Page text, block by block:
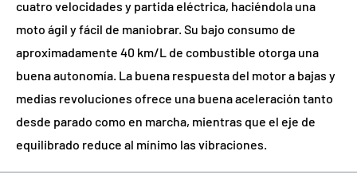
cuatro velocidades y partida eléctrica, haciéndola una
moto ágil y fácil de maniobrar. Su bajo consumo de
aproximadamente 40 km/L de combustible otorga una
buena autonomía. La buena respuesta del motor a bajas y
medias revoluciones ofrece una buena aceleración tanto
desde parado como en marcha, mientras que el eje de
equilibrado reduce al mínimo las vibraciones.